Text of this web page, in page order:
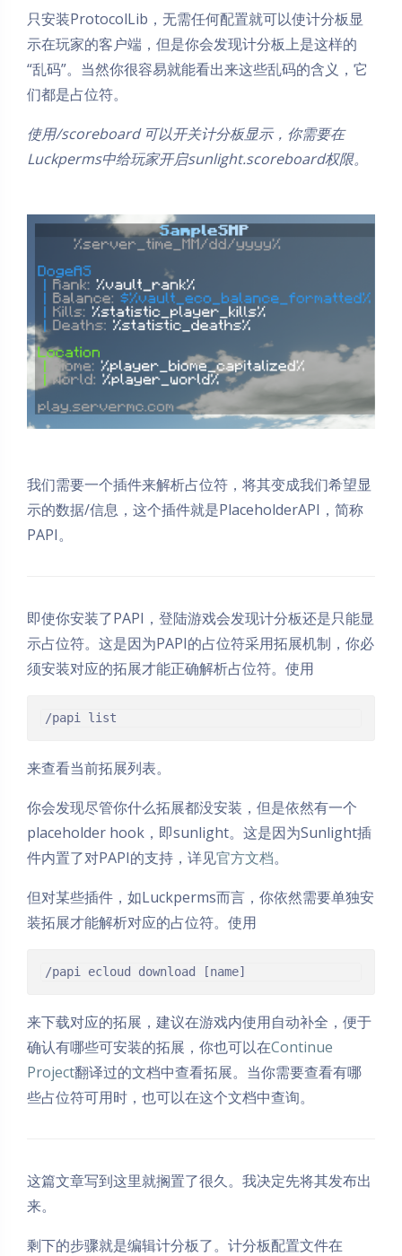
只安装ProtocolLib，无需任何配置就可以使计分板显
示在玩家的客户端，但是你会发现计分板上是这样的
“乱码”。当然你很容易就能看出来这些乱码的含义，它
们都是占位符。
使用/scoreboard 可以开关计分板显示，你需要在
Luckperms中给玩家开启sunlight.scoreboard权限。
我们需要一个插件来解析占位符，将其变成我们希望显
示的数据/信息，这个插件就是PlaceholderAPI，简称
PAPI。
即使你安装了PAPI，登陆游戏会发现计分板还是只能显
示占位符。这是因为PAPI的占位符采用拓展机制，你必
须安装对应的拓展才能正确解析占位符。使用
/papi list
来查看当前拓展列表。
你会发现尽管你什么拓展都没安装，但是依然有一个
placeholder hook，即sunlight。这是因为Sunlight插
件内置了对PAPI的支持，详见官方文档。
但对某些插件，如Luckperms而言，你依然需要单独安
装拓展才能解析对应的占位符。使用
/papi ecloud download [name]
来下载对应的拓展，建议在游戏内使用自动补全，便于
确认有哪些可安装的拓展，你也可以在Continue
Project翻译过的文档中查看拓展。当你需要查看有哪
些占位符可用时，也可以在这个文档中查询。
这篇文章写到这里就搁置了很久。我决定先将其发布出
来。
剩下的步骤就是编辑计分板了。计分板配置文件在